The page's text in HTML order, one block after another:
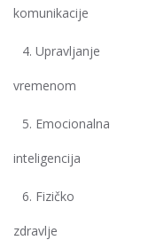
komunikacije
Upravljanje
vremenom
Emocionalna
inteligencija
Fizičko
zdravlje